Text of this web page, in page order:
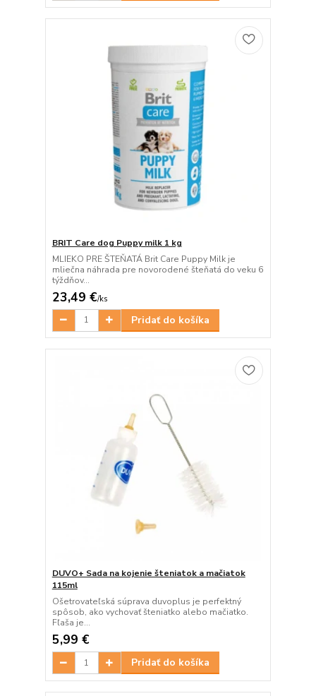
BRIT Care dog Puppy milk 1 kg
MLIEKO PRE ŠTEŇATÁ Brit Care Puppy Milk je
mliečna náhrada pre novorodené šteňatá do veku 6
týždňov...
23,49 €/ks
Pridať do košíka
DUVO+ Sada na kojenie šteniatok a mačiatok
115ml
Ošetrovateľská súprava duvoplus je perfektný
spôsob, ako vychovať šteniatko alebo mačiatko.
Fľaša je...
5,99 €
Pridať do košíka